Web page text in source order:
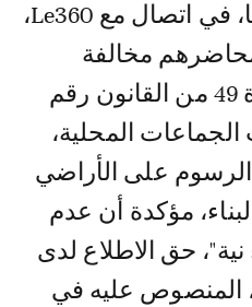
وأضافت المصادر ذاتها، في اتصال مع Le360،
مخالفة
رؤساء جماعات للمادة 49 من القانون رقم
الجماعات المحلية،
على الأراضي
مؤكدة أن عدم
حق الاطلاع لدى
المنصوص عليه في